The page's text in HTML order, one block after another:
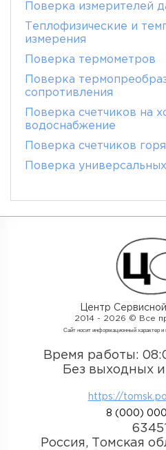
Поверка измерителей
Теплофизические и
измерения
Поверка термометров
Поверка
сопротивления
Поверка счетчиков на
водоснабжение
Поверка счетчиков
Поверка
Центр
2014 - 2026 © Все
Cайт носит информационный характер
Время работы:
Без выходных
https://
8 (000)
Россия, Томская